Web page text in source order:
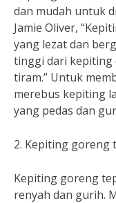
dan mudah untuk
Jamie Oliver,
yang lezat dan
tinggi dari kepiting
tiram.” Untuk
merebus kepiting
yang pedas dan
2. Kepiting goreng
Kepiting goreng
renyah dan gurih.